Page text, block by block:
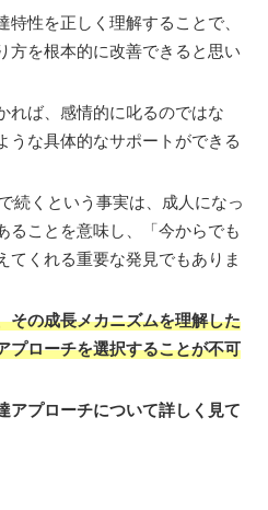
性を正しく理解することで、
方を根本的に改善できると思い
れば、感情的に叱るのではな
うな具体的なサポートができる
続くという事実は、成人になっ
ることを意味し、「今からでも
てくれる重要な発見でもありま
その成長メカニズムを理解した
プローチを選択することが不可
アプローチについて詳しく見て